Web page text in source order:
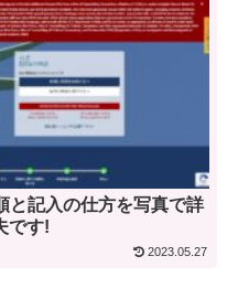
と記入の仕方を写真で詳
です!
2023.05.27